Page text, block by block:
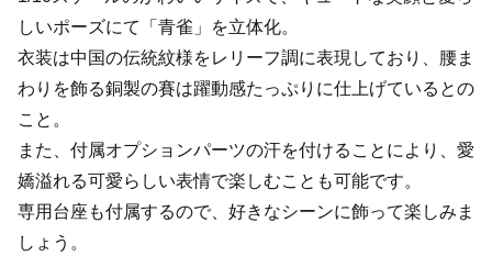
しいポーズにて「青雀」を立体化。
衣装は中国の伝統紋様をレリーフ調に表現しており、腰ま
わりを飾る銅製の賽は躍動感たっぷりに仕上げているとの
こと。
また、付属オプションパーツの汗を付けることにより、愛
嬌溢れる可愛らしい表情で楽しむことも可能です。
専用台座も付属するので、好きなシーンに飾って楽しみま
しょう。